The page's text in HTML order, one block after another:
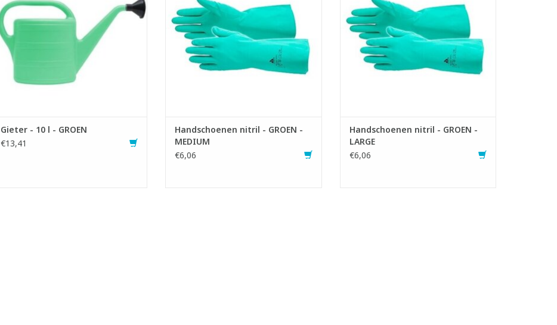
Gieter - 10 l - GROEN
€13,41
- Slijtvast en prikbestendig
- Goede grip door diamantprofiel op de
palm
- Goede chemische weerstand tegen
petroleumderivaten en solventen
- Geschikt vo
Handschoenen nitril - GROEN -
MEDIUM
€6,06
- Slijtvast en prikbestendig
- Goede grip door diamantprofiel op de
palm
- Goede chemische weerstand tegen
petroleumderivaten en solventen
- Geschikt vo
Handschoenen nitril - GROEN -
LARGE
€6,06